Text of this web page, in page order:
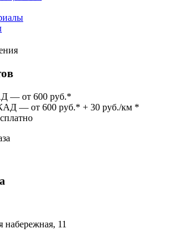
— от 600 руб.*
— от 600 руб.* + 30 руб./км *
набережная, 11